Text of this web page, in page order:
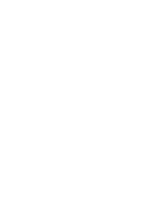
pohodlí a relaxaci. Každý
jsou plně klimatizovány. V
vám dobře poslouží